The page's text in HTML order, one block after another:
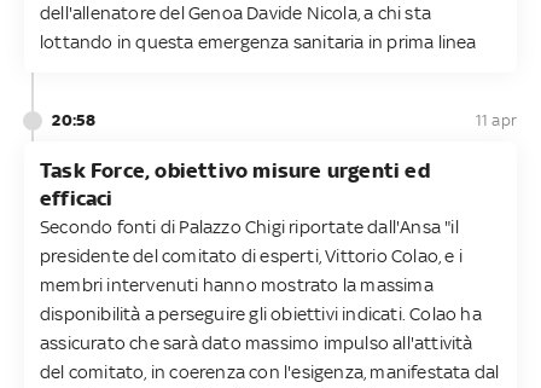
dell'allenatore del Genoa Davide Nicola, a chi sta
lottando in questa emergenza sanitaria in prima linea
20:58 11 apr
Task Force, obiettivo misure urgenti ed
efficaci
Secondo fonti di Palazzo Chigi riportate dall'Ansa "il
presidente del comitato di esperti, Vittorio Colao, e i
membri intervenuti hanno mostrato la massima
disponibilità a perseguire gli obiettivi indicati. Colao ha
assicurato che sarà dato massimo impulso all'attività
del comitato, in coerenza con l'esigenza, manifestata dal